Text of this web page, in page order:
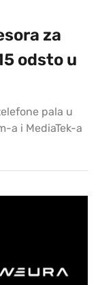
za
odsto u
pala u
a i MediaTek-a